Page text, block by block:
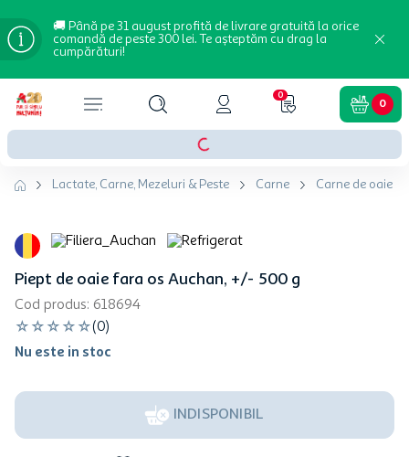
🚚 Până pe 31 august profită de livrare gratuită la orice
comandă de peste 300 lei. Te așteptăm cu drag la
cumpărături!
0
0
Lactate, Carne, Mezeluri & Peste Carne Carne de oaie si
Piept de oaie fara os Auchan, +/- 500 g
Cod produs: 618694
☆ ☆ ☆ ☆ ☆(0)
Nu este in stoc
INDISPONIBIL